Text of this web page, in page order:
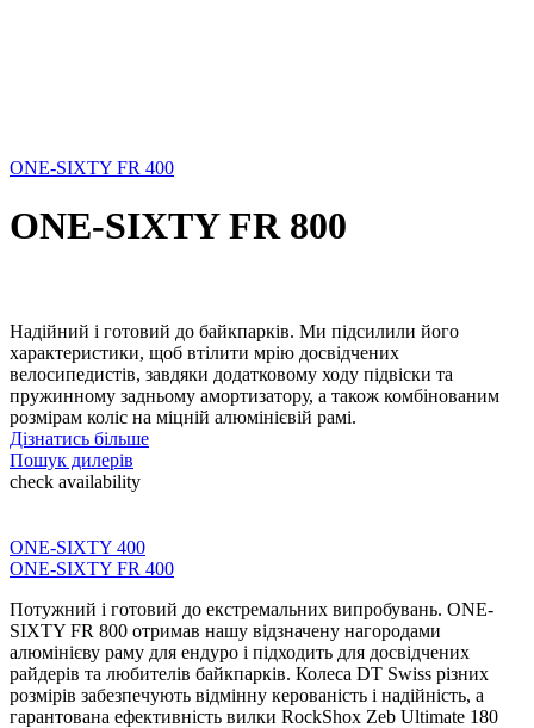
ONE-SIXTY FR 400
ONE-SIXTY FR 800
Надійний і готовий до байкпарків. Ми підсилили його
характеристики, щоб втілити мрію досвідчених
велосипедистів, завдяки додатковому ходу підвіски та
пружинному задньому амортизатору, а також комбінованим
розмірам коліс на міцній алюмінієвій рамі.
Дізнатись більше
Пошук дилерів
check availability
ONE-SIXTY 400
ONE-SIXTY FR 400
Потужний і готовий до екстремальних випробувань. ONE-
SIXTY FR 800 отримав нашу відзначену нагородами
алюмінієву раму для ендуро і підходить для досвідчених
райдерів та любителів байкпарків. Колеса DT Swiss різних
розмірів забезпечують відмінну керованість і надійність, а
гарантована ефективність вилки RockShox Zeb Ultimate 180